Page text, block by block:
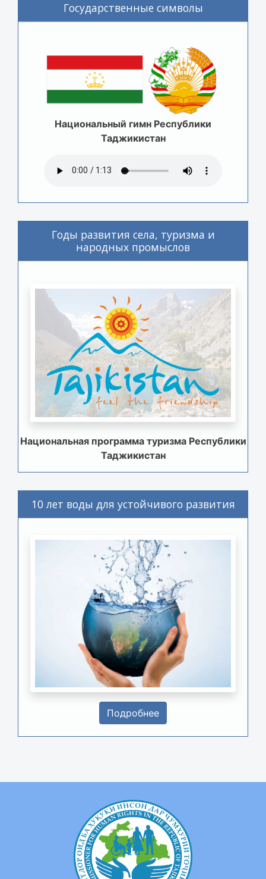
Государственные символы
Национальный гимн Республики
Таджикистан
Годы развития села, туризма и
народных промыслов
Национальная программа туризма Республики
Таджикистан
10 лет воды для устойчивого развития
Подробнее